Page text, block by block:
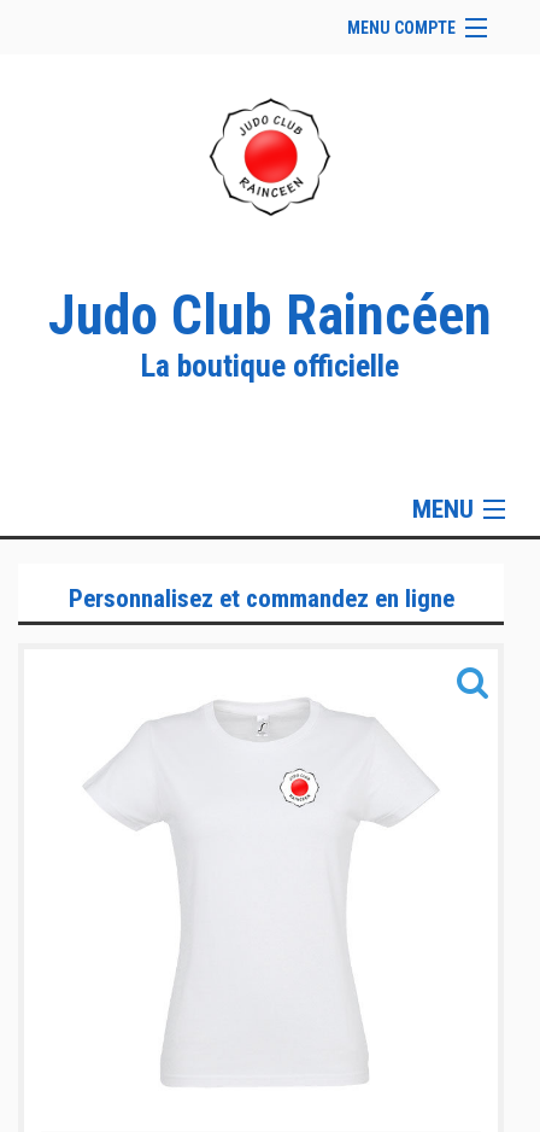
MENU COMPTE
Site Web du club
Facebook
Se connecter
Panier (
Judo Club Raincéen
La boutique officielle
MENU
Gamme Training
Personnalisez et commandez en ligne